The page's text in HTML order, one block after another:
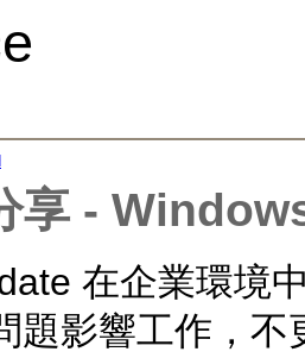
享 -
在企業環境
題影響工作，